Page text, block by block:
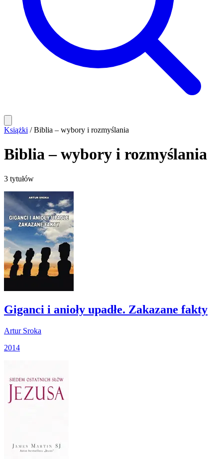
Książki / Biblia – wybory i rozmyślania
Biblia – wybory i rozmyślania
3 tytułów
Giganci i anioły upadłe. Zakazane fakty
Artur Sroka
2014